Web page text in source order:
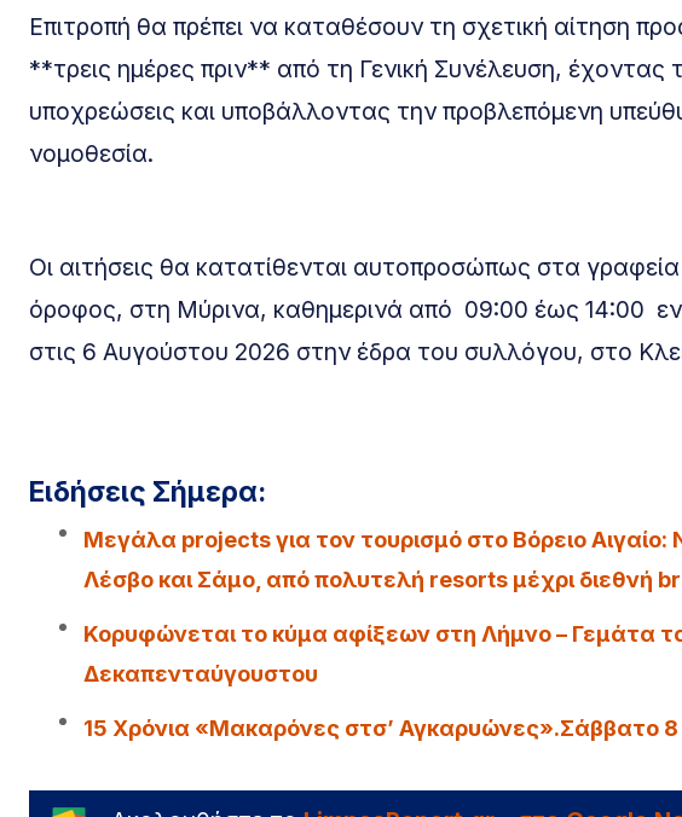
Επιτροπή θα πρέπει να καταθέσουν τη σχετική αίτηση
**τρεις ημέρες πριν** από τη Γενική Συνέλευση, έχοντας
υποχρεώσεις και υποβάλλοντας την προβλεπόμενη
νομοθεσία.
Οι αιτήσεις θα κατατίθενται αυτοπροσώπως στα
όροφος, στη Μύρινα, καθημερινά από 09:00 έως 14:00
στις 6 Αυγούστου 2026 στην έδρα του συλλόγου, στο
Ειδήσεις Σήμερα:
Μεγάλα projects για τον τουρισμό στο Βόρειο
Λέσβο και Σάμο, από πολυτελή resorts μέχρι διεθνή
Κορυφώνεται το κύμα αφίξεων στη Λήμνο – Γεμάτα
Δεκαπενταύγουστου
15 Χρόνια «Μακαρόνες στσ’ Αγκαρυώνες».Σάββατο 8